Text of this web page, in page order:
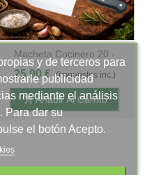
Macheta Cocinero 20 -
Mango Pom, Display -
S.Valentina
25,90 € (impuestos inc.)
Añadir Al Carrito
y de terceros para
publicidad
mediante el análisis
Para dar su
el botón Acepto.